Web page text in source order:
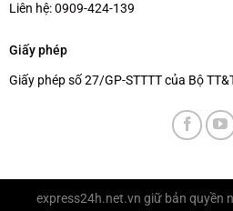
Liên hệ:0909-424-139
Giấy phép
Giấy phép số 27/GP-STTTT của Bộ
express24h.net.vn giữ bản quyền